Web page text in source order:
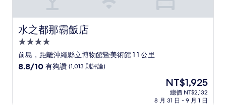
水之都那霸飯店
水之都那霸飯店
4.0
星
級
前島，距離沖繩縣立博物館暨美術館 1.1 公里
8.8
8.8/10 有夠讚 (1,013 則評論)
現
在
價
NT$1,925
總價 NT$2,132
8 月 31 日 - 9 月 1 日